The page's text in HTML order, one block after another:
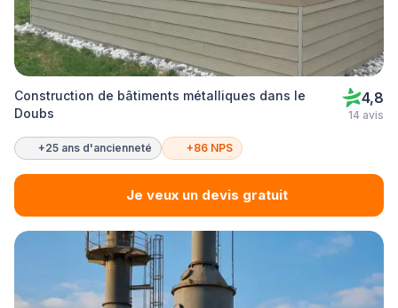
Construction de bâtiments métalliques dans le
Doubs
4,8
14 avis
+25 ans d'ancienneté +86 NPS
Je veux un devis gratuit